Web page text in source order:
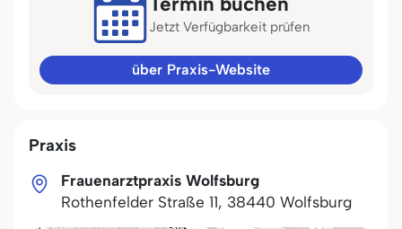
Praxis
Frauenarztpraxis Wolfsburg
Rothenfelder Straße 11, 38440 Wolfsburg
Jetzt Verfügbarkeit prüfen
über Praxis-Website